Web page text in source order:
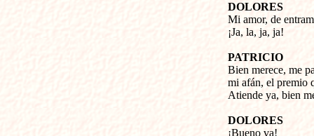
DOLORES
Mi amor, de
¡Ja, la, ja, ja!
PATRICIO
Bien merece, me
mi afán, el premio
Atiende ya, bien
DOLORES
¡Bueno va!